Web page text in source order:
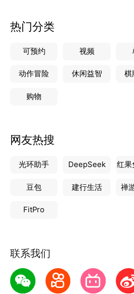
【覆盖全国初高中知识体系】
1、1000+视频课程随到随学，
2、独创四星难度体系：基础→
4、解决初高中生学习程度不同
【AI智学 精准提效】
3、作文批改/拍照搜题/志愿填报
【全程伴学 家长安心】
2、「析学练测评」等九步教学
热门分类
可预约 视频
动作冒险 休闲益智 棋
购物
网友热搜
光环助手 DeepSeek 红果
豆包 建行生活 禅
FitPro
联系我们